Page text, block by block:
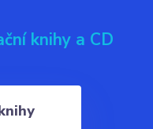
knihy a CD